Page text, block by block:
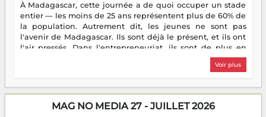
À Madagascar, cette journée a de quoi occuper un stade
entier — les moins de 25 ans représentent plus de 60% de
la population. Autrement dit, les jeunes ne sont pas
l'avenir de Madagascar. Ils sont déjà le présent, et ils ont
l'air pressés. Dans l'entrepreneuriat, ils sont de plus en
plus nombreux à se lancer, à créer, à risquer — souvent
sans filet, souvent sans aide, mais toujours avec cette
dorment vraiment la nuit. En culture, les nouvelles sont
encore meilleures. Aina Rasamoelina vient de décrocher le
Prix RFI Instrumental Afrique. Miangaly Elia rafle le Prix
Voir plus
MAG NO MEDIA 27 - JUILLET 2026